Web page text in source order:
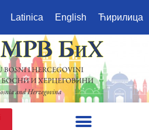
Latinica English Ћирилица